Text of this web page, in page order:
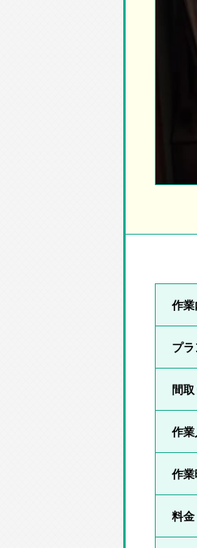
作
プ
間取
作
作
料金